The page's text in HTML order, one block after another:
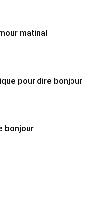
matinal
pour dire bonjour
bonjour